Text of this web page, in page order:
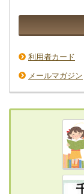
利用者カード
メールマガジン